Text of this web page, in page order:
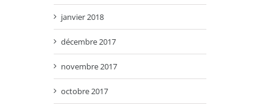
janvier 2018
décembre 2017
novembre 2017
octobre 2017